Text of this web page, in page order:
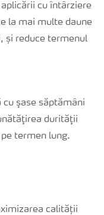
cu întârziere
la mai multe daune
și reduce termenul
şase săptămâni
durităţii
termen lung.
calității